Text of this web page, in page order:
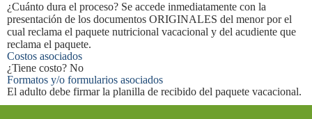
¿Cuánto dura el proceso? Se accede inmediatamente con la
presentación de los documentos ORIGINALES del menor por el
cual reclama el paquete nutricional vacacional y del acudiente que
reclama el paquete.
Costos asociados
¿Tiene costo? No
Formatos y/o formularios asociados
El adulto debe firmar la planilla de recibido del paquete vacacional.